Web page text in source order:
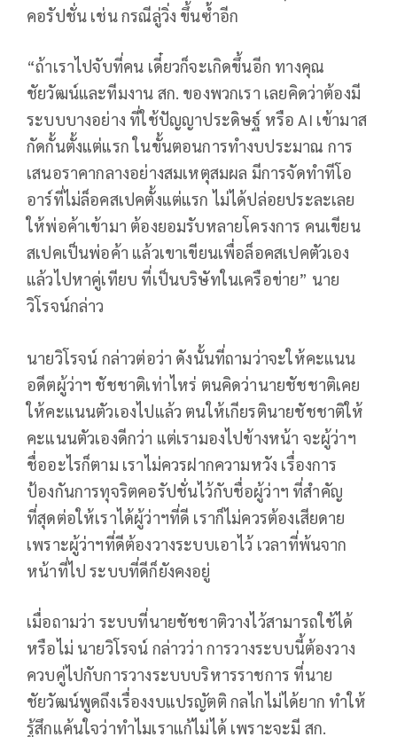
คอรัปชั่น เช่น กรณีลู่วิ่ง ขึ้นซ้ำอีก
“ถ้าเราไปจับที่คน เดี๋ยวก็จะเกิดขึ้นอีก ทางคุณ
ชัยวัฒน์และทีมงาน สก. ของพวกเรา เลยคิดว่าต้องมี
ระบบบางอย่าง ที่ใช้ปัญญาประดิษฐ์ หรือ AI เข้ามาส
กัดกั้นตั้งแต่แรก ในขั้นตอนการทำงบประมาณ การ
เสนอราคากลางอย่างสมเหตุสมผล มีการจัดทำทีโอ
อาร์ที่ไม่ล็อคสเปคตั้งแต่แรก ไม่ได้ปล่อยประละเลย
ให้พ่อค้าเข้ามา ต้องยอมรับหลายโครงการ คนเขียน
สเปคเป็นพ่อค้า แล้วเขาเขียนเพื่อล็อคสเปคตัวเอง
แล้วไปหาคู่เทียบ ที่เป็นบริษัทในเครือข่าย” นาย
วิโรจน์กล่าว
นายวิโรจน์ กล่าวต่อว่า ดังนั้นที่ถามว่าจะให้คะแนน
อดีตผู้ว่าฯ ชัชชาติเท่าไหร่ ตนคิดว่านายชัชชาติเคย
ให้คะแนนตัวเองไปแล้ว ตนให้เกียรตินายชัชชาติให้
คะแนนตัวเองดีกว่า แต่เรามองไปข้างหน้า จะผู้ว่าฯ
ชื่ออะไรก็ตาม เราไม่ควรฝากความหวัง เรื่องการ
ป้องกันการทุจริตคอรัปชั่นไว้กับชื่อผู้ว่าฯ ที่สำคัญ
ที่สุดต่อให้เราได้ผู้ว่าฯที่ดี เราก็ไม่ควรต้องเสียดาย
เพราะผู้ว่าฯที่ดีต้องวางระบบเอาไว้ เวลาที่พ้นจาก
หน้าที่ไป ระบบที่ดีก็ยังคงอยู่
เมื่อถามว่า ระบบที่นายชัชชาติวางไว้สามารถใช้ได้
หรือไม่ นายวิโรจน์ กล่าวว่า การวางระบบนี้ต้องวาง
ควบคู่ไปกับการวางระบบบริหารราชการ ที่นาย
ชัยวัฒน์พูดถึงเรื่องงบแปรญัตติ กลไกไม่ได้ยาก ทำให้
รู้สึกแค้นใจว่าทำไมเราแก้ไม่ได้ เพราะจะมี สก.